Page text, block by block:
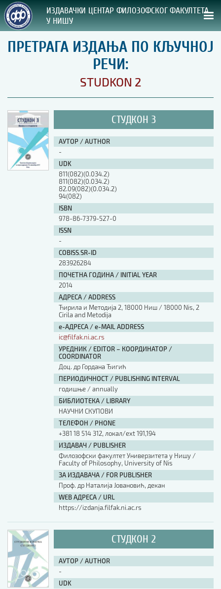
ИЗДАВАЧКИ ЦЕНТАР ФИЛОЗОФСКОГ ФАКУЛТЕТА
У НИШУ
СВА НАША ИЗДАЊА
ВРСТА ИЗДАЊА:
ПРЕГЛЕД
УПУТСТВА
УПУТСТВА
Правилник о издавачкој делатности
Упутство ауторима
Упутство уредницима
Изјава о ауторству
Изјава о лектури
Изјава о коришћењу ауторског дела
Упутство за бирање лиценце
Уговор са аутором
Шаблон прве стране и импресума [B5, ћир]
Шаблон прве стране и импресума [B5, лат]
Шаблон прве стране и импресума [B5, енг]
Етички кодекс
ПРЕТРАГА ИЗДАЊА
Наслов или део наслова
АУТОР / AUTHOR
ISSN
ПРЕТРАГА ИЗДАЊА ПО КЉУЧНОЈ
РЕЧИ:
STUDKON 2
СТУДКОН 3
АУТОР / AUTHOR
-
UDK
811(082)(0.034.2)
811(082)(0.034.2)
82.09(082)(0.034.2)
94(082)
ISBN
978-86-7379-527-0
ISSN
-
COBISS.SR-ID
283926284
ПОЧЕТНА ГОДИНА / INITIAL YEAR
2014
АДРЕСА / ADDRESS
Ћирила и Методија 2, 18000 Ниш / 18000 Nis, 2
Cirila and Metodija
е-АДРЕСА / e-MAIL ADDRESS
ic@filfak.ni.ac.rs
УРЕДНИК / EDITOR – КООРДИНАТОР /
COORDINATOR
Доц. др Гордана Ђигић
ПЕРИОДИЧНОСТ / PUBLISHING INTERVAL
годишње / annually
БИБЛИОТЕКА / LIBRARY
НАУЧНИ СКУПОВИ
ТЕЛЕФОН / PHONE
+381 18 514 312, локал/ext 191,194
ИЗДАВАЧ / PUBLISHER
Филозофски факултет Универзитета у Нишу /
Faculty of Philosophy, University of Nis
ЗА ИЗДАВАЧА / FOR PUBLISHER
Проф. др Наталија Јовановић, декан
WEB АДРЕСА / URL
https://izdanja.filfak.ni.ac.rs
СТУДКОН 2
АУТОР / AUTHOR
-
UDK